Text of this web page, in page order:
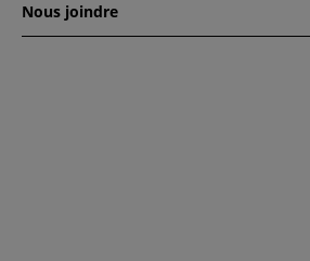
Nous joindre